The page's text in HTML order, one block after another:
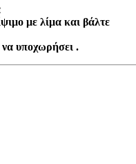
με λίμα και βάλτε
υποχωρήσει .